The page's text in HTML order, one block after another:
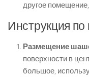
другое
Инструкция
Размещение
поверхности в
большое,